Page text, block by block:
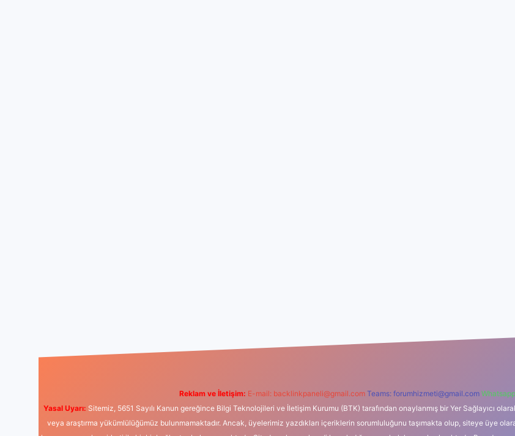
Reklam ve İletişim: E-mail: backlinkpaneli@gmail.com Teams: forumhizmeti@gmail.com
Yasal Uyarı: Sitemiz, 5651 Sayılı Kanun gereğince Bilgi Teknolojileri ve İletişim Kurumu (BTK) tarafından onaylanmış bir Yer Sağlayıcı
veya araştırma yükümlülüğümüz bulunmamaktadır. Ancak, üyelerimiz yazdıkları içeriklerin sorumluluğunu taşımakta olup, siteye üye